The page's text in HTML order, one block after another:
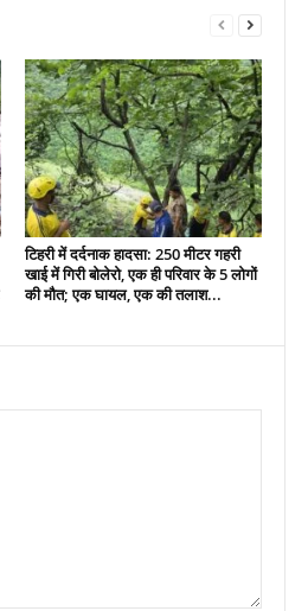
टिहरी में दर्दनाक हादसा: 250 मीटर गहरी
खाई में गिरी बोलेरो, एक ही परिवार के 5 लोगों
की मौत; एक घायल, एक की तलाश...